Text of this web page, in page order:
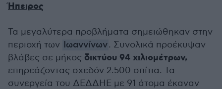
Ήπειρος
Τα μεγαλύτερα προβλήματα σημειώθηκαν στην
περιοχή των Ιωαννίνων. Συνολικά προέκυψαν
βλάβες σε μήκος δικτύου 94 χιλιομέτρων,
επηρεάζοντας σχεδόν 2.500 σπίτια. Τα
συνεργεία του ΔΕΔΔΗΕ με 91 άτομα έκαναν